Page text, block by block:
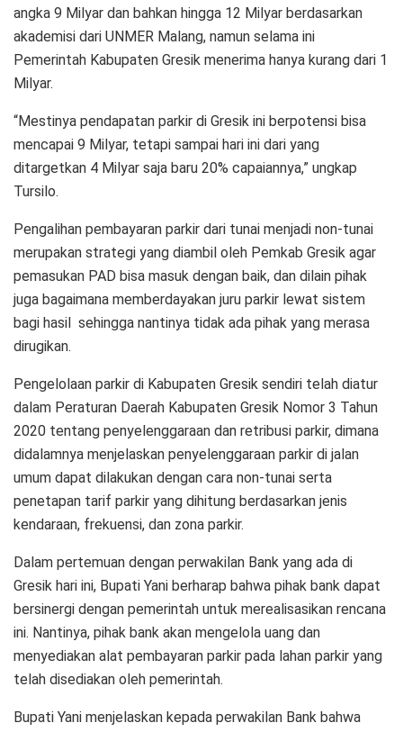
angka 9 Milyar dan bahkan hingga 12 Milyar berdasarkan
akademisi dari UNMER Malang, namun selama ini
Pemerintah Kabupaten Gresik menerima hanya kurang dari 1
Milyar.
“Mestinya pendapatan parkir di Gresik ini berpotensi bisa
mencapai 9 Milyar, tetapi sampai hari ini dari yang
ditargetkan 4 Milyar saja baru 20% capaiannya,” ungkap
Tursilo.
Pengalihan pembayaran parkir dari tunai menjadi non-tunai
merupakan strategi yang diambil oleh Pemkab Gresik agar
pemasukan PAD bisa masuk dengan baik, dan dilain pihak
juga bagaimana memberdayakan juru parkir lewat sistem
bagi hasil sehingga nantinya tidak ada pihak yang merasa
dirugikan.
Pengelolaan parkir di Kabupaten Gresik sendiri telah diatur
dalam Peraturan Daerah Kabupaten Gresik Nomor 3 Tahun
2020 tentang penyelenggaraan dan retribusi parkir, dimana
didalamnya menjelaskan penyelenggaraan parkir di jalan
umum dapat dilakukan dengan cara non-tunai serta
penetapan tarif parkir yang dihitung berdasarkan jenis
kendaraan, frekuensi, dan zona parkir.
Dalam pertemuan dengan perwakilan Bank yang ada di
Gresik hari ini, Bupati Yani berharap bahwa pihak bank dapat
bersinergi dengan pemerintah untuk merealisasikan rencana
ini. Nantinya, pihak bank akan mengelola uang dan
menyediakan alat pembayaran parkir pada lahan parkir yang
telah disediakan oleh pemerintah.
Bupati Yani menjelaskan kepada perwakilan Bank bahwa